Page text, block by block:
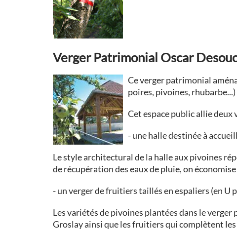
Verger Patrimonial Oscar
Ce verger patrimonial
poires, pivoines,
Cet espace public allie
- une halle destinée à
Le style architectural de la halle aux pivoines
de récupération des eaux de pluie, on
- un verger de fruitiers taillés en espaliers (en
Les variétés de pivoines plantées dans le
Groslay ainsi que les fruitiers qui complètent